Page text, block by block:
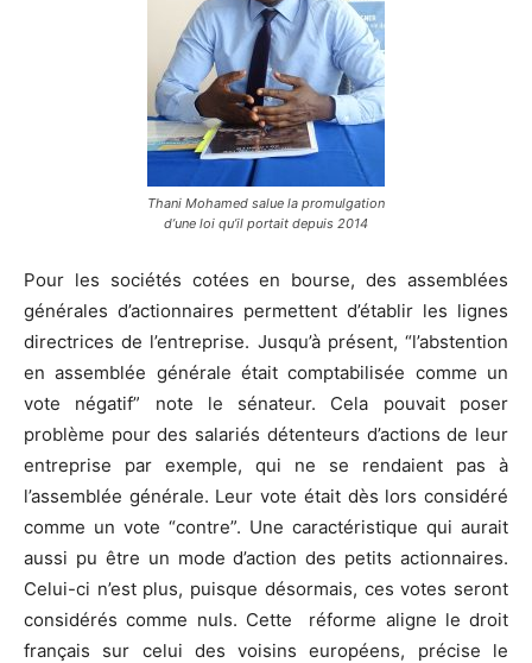
Thani Mohamed salue la promulgation
d’une loi qu’il portait depuis 2014
Pour les sociétés cotées en bourse, des assemblées
générales d’actionnaires permettent d’établir les lignes
directrices de l’entreprise. Jusqu’à présent, “l’abstention
en assemblée générale était comptabilisée comme un
vote négatif” note le sénateur. Cela pouvait poser
problème pour des salariés détenteurs d’actions de leur
entreprise par exemple, qui ne se rendaient pas à
l’assemblée générale. Leur vote était dès lors considéré
comme un vote “contre”. Une caractéristique qui aurait
aussi pu être un mode d’action des petits actionnaires.
Celui-ci n’est plus, puisque désormais, ces votes seront
considérés comme nuls. Cette réforme aligne le droit
français sur celui des voisins européens, précise le